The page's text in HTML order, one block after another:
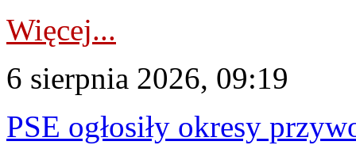
Więcej...
6 sierpnia 2026, 09:19
PSE ogłosiły okresy